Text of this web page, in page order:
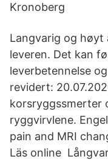
Kronoberg
Langvarig og høyt
leveren. Det kan
leverbetennelse
revidert:
korsryggssmerter
ryggvirvlene.
pain and MRI
Läs online